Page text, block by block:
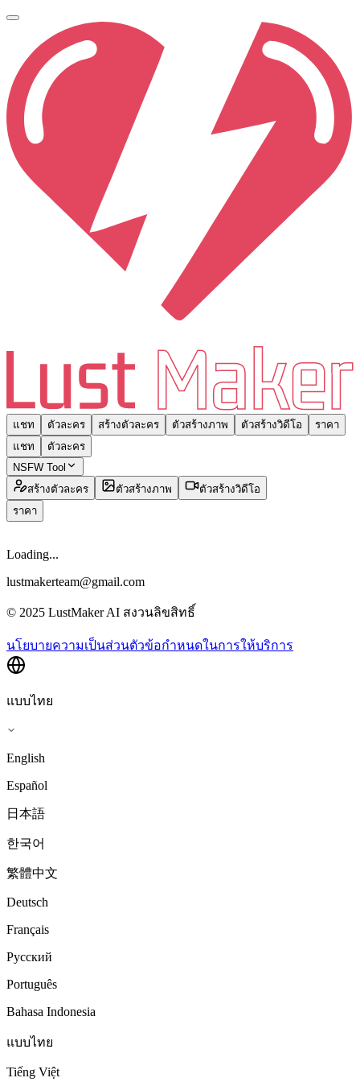
แชท ตัวละคร สร้างตัวละคร ตัวสร้างภาพ ตัวสร้างวิดีโอ
ราคา
แชท
ตัวละคร
NSFW Tool
สร้างตัวละคร
ตัวสร้างภาพ
ตัวสร้างวิดีโอ
ราคา
Loading...
lustmakerteam@gmail.com
© 2025 LustMaker AI สงวนลิขสิทธิ์
นโยบายความเป็นส่วนตัวข้อกำหนดในการให้บริการ
แบบไทย
English
Español
日本語
한국어
繁體中文
Deutsch
Français
Русский
Português
Bahasa Indonesia
แบบไทย
Tiếng Việt